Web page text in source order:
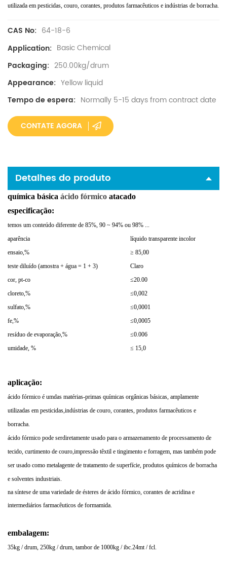
utilizada em pesticidas, couro, corantes, produtos farmacêuticos e indústrias de borracha.
CAS No: 64-18-6
Application: Basic Chemical
Packaging: 250.00kg/drum
Appearance: Yellow liquid
Tempo de espera: Normally 5-15 days from contract date
CONTATE AGORA
Detalhes do produto
química básica ácido fórmico atacado
especificação:
temos um conteúdo diferente de 85%, 90 ~ 94% ou 98% ...
aparência
ensaio,%
teste diluído (amostra + água = 1 + 3)
cor, pt-co
cloreto,%
sulfato,%
fe,%
resíduo de evaporação,%
umidade, %
líquido transparente incolor
≥ 85,00
Claro
≤20.00
≤0,002
≤0,0001
≤0,0005
≤0.006
≤ 15,0
aplicação:
ácido fórmico é umdas matérias-primas químicas orgânicas básicas, amplamente
utilizadas em pesticidas,indústrias de couro, corantes, produtos farmacêuticos e
borracha.
ácido fórmico pode serdiretamente usado para o armazenamento de processamento de
tecido, curtimento de couro,impressão têxtil e tingimento e forragem, mas também pode
ser usado como metalagente de tratamento de superfície, produtos químicos de borracha
e solventes industriais.
na síntese de uma variedade de ésteres de ácido fórmico, corantes de acridina e
intermediários farmacêuticos de formamida.
embalagem:
35kg / drum, 250kg / drum, tambor de 1000kg / ibc.24mt / fcl.